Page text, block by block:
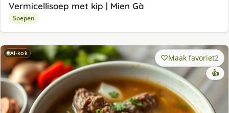
Vermicellisoep met kip | Mien Gà
Soepen
AI-kok Maak favoriet2
👍